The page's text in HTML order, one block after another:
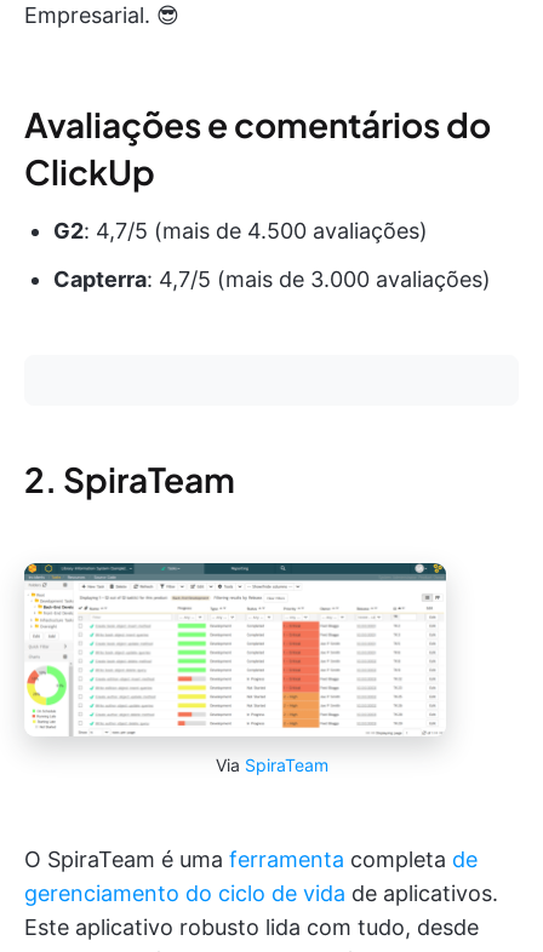
Empresarial. 😎
Avaliações e comentários do
ClickUp
G2: 4,7/5 (mais de 4.500 avaliações)
Capterra: 4,7/5 (mais de 3.000 avaliações)
2. SpiraTeam
Via SpiraTeam
O SpiraTeam é uma ferramenta completa de
gerenciamento do ciclo de vida de aplicativos.
Este aplicativo robusto lida com tudo, desde